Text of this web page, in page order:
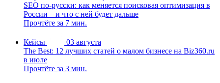
SEO по-русски: как меняется поисковая оптимизация в
России – и что с ней будет дальше
Прочтёте за 7 мин.
Кейсы
03 августа
The Best: 12 лучших статей о малом бизнесе на Biz360.ru
в июле
Прочтёте за 3 мин.